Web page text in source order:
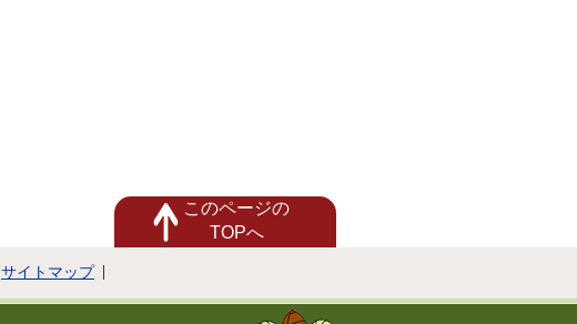
このページの
TOPへ
サイトマップ